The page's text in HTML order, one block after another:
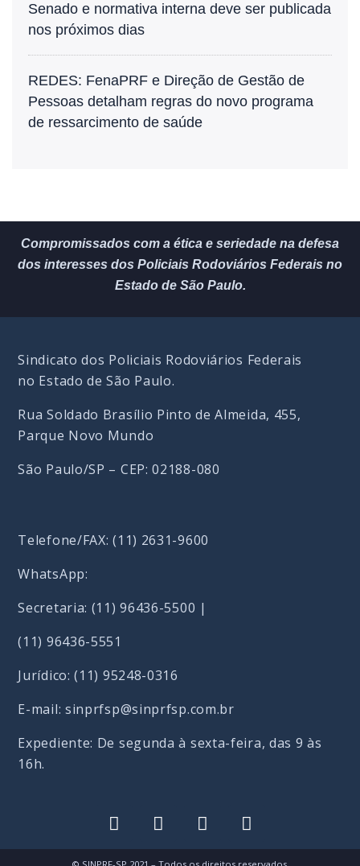
Senado e normativa interna deve ser publicada
nos próximos dias
REDES: FenaPRF e Direção de Gestão de
Pessoas detalham regras do novo programa
de ressarcimento de saúde
Compromissados com a ética e seriedade na defesa
dos interesses dos Policiais Rodoviários Federais no
Estado de São Paulo.
Sindicato dos Policiais Rodoviários Federais
no Estado de São Paulo.
Rua Soldado Brasílio Pinto de Almeida, 455,
Parque Novo Mundo
São Paulo/SP – CEP: 02188-080
Telefone/FAX: (11) 2631-9600
WhatsApp:
Secretaria: (11) 96436-5500 |
(11) 96436-5551
Jurídico: (11) 95248-0316
E-mail: sinprfsp@sinprfsp.com.br
Expediente: De segunda à sexta-feira, das 9 às
16h.